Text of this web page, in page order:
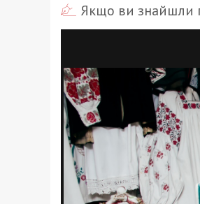
Якщо ви знайшли